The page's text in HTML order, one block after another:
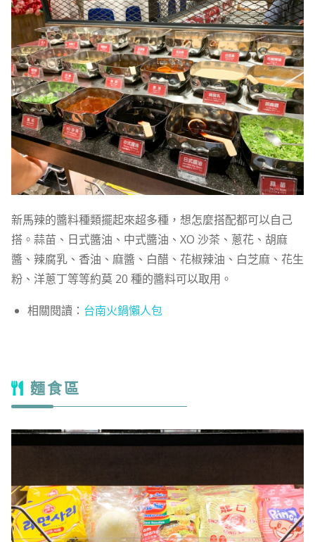
新馬辣的醬料種類擺起來超多種，想怎麼搭配都可以自己
搭。蒜苗、日式醬油、中式醬油、XO 沙茶、蔥花、胡麻
醬、辣腐乳、香油、麻醬、白醋、花椒辣油、白芝麻、花生
粉、洋蔥丁等等約莫 20 種的醬料可以取用。
相關閱讀： 台南火鍋懶人包
麵食區